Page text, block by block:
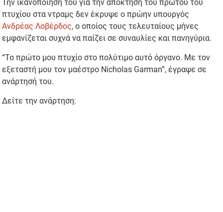
Την ικανοποίησή του για την απόκτηση του πρώτου του
πτυχίου στα ντραμς δεν έκρυψε ο πρώην υπουργός
Ανδρέας Λοβέρδος, ο οποίος τους τελευταίους μήνες
εμφανίζεται συχνά να παίζει σε συναυλίες και πανηγύρια.
“Το πρώτο μου πτυχίο στο πολύτιμο αυτό όργανο. Με τον
εξεταστή μου τον μαέστρο Nicholas Garman”, έγραψε σε
ανάρτησή του.
Δείτε την ανάρτηση: